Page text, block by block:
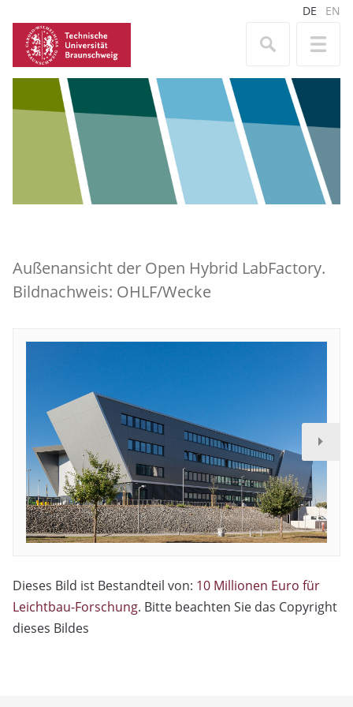
DE EN
Außenansicht der Open Hybrid LabFactory.
Bildnachweis: OHLF/Wecke
Dieses Bild ist Bestandteil von: 10 Millionen Euro für
Leichtbau-Forschung. Bitte beachten Sie das Copyright
dieses Bildes